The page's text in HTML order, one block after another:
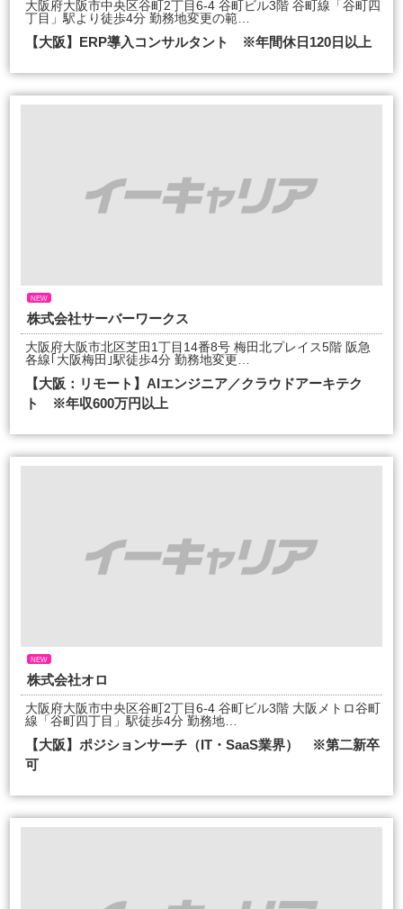
大阪府大阪市中央区谷町2丁目6-4 谷町ビル3階 谷町線「谷町四
丁目」駅より徒歩4分 勤務地変更の範…
【大阪】ERP導入コンサルタント ※年間休日120日以上
NEW
株式会社サーバーワークス
大阪府大阪市北区芝田1丁目14番8号 梅田北プレイス5階 阪急
各線｢大阪梅田｣駅徒歩4分 勤務地変更…
【大阪：リモート】AIエンジニア／クラウドアーキテク
ト ※年収600万円以上
NEW
株式会社オロ
大阪府大阪市中央区谷町2丁目6-4 谷町ビル3階 大阪メトロ谷町
線「谷町四丁目」駅徒歩4分 勤務地…
【大阪】ポジションサーチ（IT・SaaS業界） ※第二新卒
可